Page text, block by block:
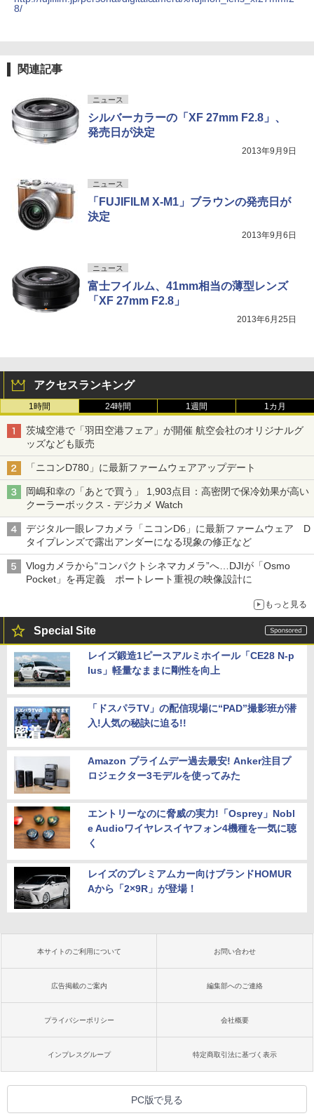
8/
関連記事
ニュース
シルバーカラーの「XF 27mm F2.8」、
発売日が決定
2013年9月9日
ニュース
「FUJIFILM X-M1」ブラウンの発売日が
決定
2013年9月6日
ニュース
富士フイルム、41mm相当の薄型レンズ
「XF 27mm F2.8」
2013年6月25日
アクセスランキング
1時間 24時間 1週間 1カ月
茨城空港で「羽田空港フェア」が開催 航空会社のオリジナルグ
ッズなども販売
「ニコンD780」に最新ファームウェアアップデート
岡嶋和幸の「あとで買う」 1,903点目：高密閉で保冷効果が高い
クーラーボックス - デジカメ Watch
デジタル一眼レフカメラ「ニコンD6」に最新ファームウェア D
タイプレンズで露出アンダーになる現象の修正など
Vlogカメラから“コンパクトシネマカメラ”へ…DJIが「Osmo
Pocket」を再定義 ポートレート重視の映像設計に
もっと見る
Special Site
レイズ鍛造1ピースアルミホイール「CE28 N-p
lus」軽量なままに剛性を向上
「ドスパラTV」の配信現場に“PAD”撮影班が潜
入!人気の秘訣に迫る!!
Amazon プライムデー過去最安! Anker注目プ
ロジェクター3モデルを使ってみた
エントリーなのに脅威の実力!「Osprey」Nobl
e Audioワイヤレスイヤフォン4機種を一気に聴
く
レイズのプレミアムカー向けブランドHOMUR
Aから「2×9R」が登場！
本サイトのご利用について お問い合わせ
広告掲載のご案内 編集部へのご連絡
プライバシーポリシー 会社概要
インプレスグループ 特定商取引法に基づく表示
PC版で見る